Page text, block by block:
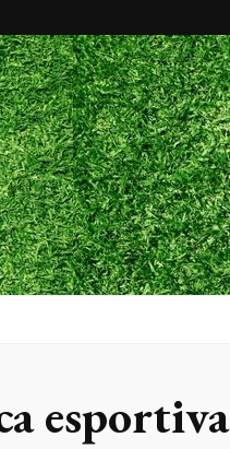
esportiva